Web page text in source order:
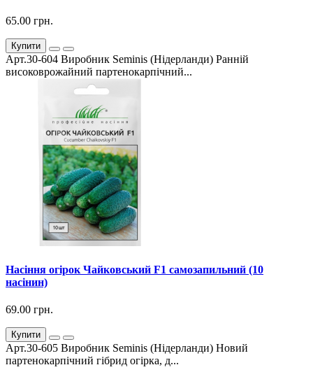
65.00 грн.
Купити
Арт.30-604 Виробник Seminis (Нідерланди) Ранній
високоврожайний партенокарпічний...
Насіння огірок Чайковський F1 самозапильний (10
насінин)
69.00 грн.
Купити
Арт.30-605 Виробник Seminis (Нідерланди) Новий
партенокарпічний гібрид огірка, д...